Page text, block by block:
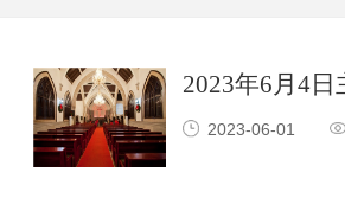
2023年6月4日
2023-06-01